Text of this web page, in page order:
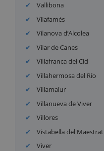
Vallibona
Vilafamés
Vilanova d’Alcolea
Vilar de Canes
Villafranca del Cid
Villahermosa del Río
Villamalur
Villanueva de Viver
Villores
Vistabella del Maestrat
Viver